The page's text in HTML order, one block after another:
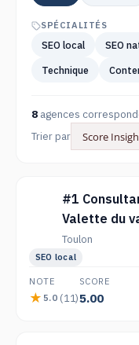
SPÉCIALITÉS
SEO local SEO
Technique
8 agences
Trier par
#1
Valette du
Toulon
SEO local
NOTE
5.0 (11)
SCORE
5.00